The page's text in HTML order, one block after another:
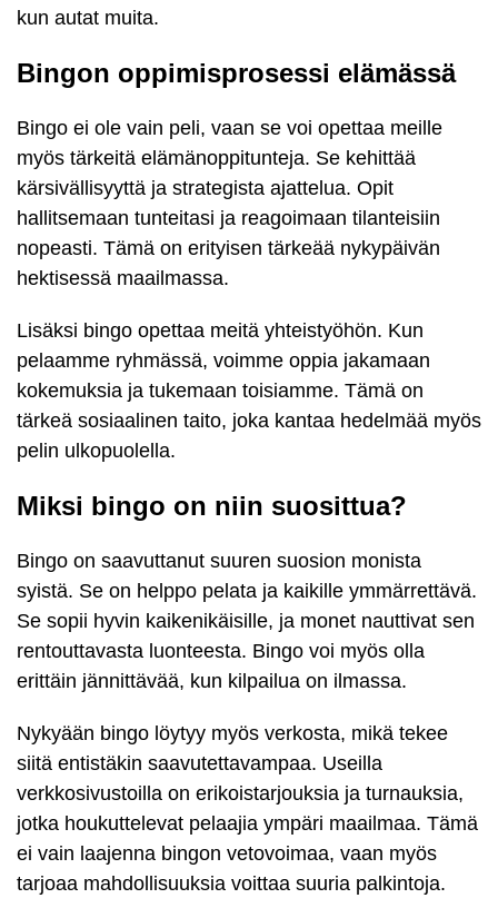
kun autat muita.
Bingon oppimisprosessi elämässä
Bingo ei ole vain peli, vaan se voi opettaa meille
myös tärkeitä elämänoppitunteja. Se kehittää
kärsivällisyyttä ja strategista ajattelua. Opit
hallitsemaan tunteitasi ja reagoimaan tilanteisiin
nopeasti. Tämä on erityisen tärkeää nykypäivän
hektisessä maailmassa.
Lisäksi bingo opettaa meitä yhteistyöhön. Kun
pelaamme ryhmässä, voimme oppia jakamaan
kokemuksia ja tukemaan toisiamme. Tämä on
tärkeä sosiaalinen taito, joka kantaa hedelmää myös
pelin ulkopuolella.
Miksi bingo on niin suosittua?
Bingo on saavuttanut suuren suosion monista
syistä. Se on helppo pelata ja kaikille ymmärrettävä.
Se sopii hyvin kaikenikäisille, ja monet nauttivat sen
rentouttavasta luonteesta. Bingo voi myös olla
erittäin jännittävää, kun kilpailua on ilmassa.
Nykyään bingo löytyy myös verkosta, mikä tekee
siitä entistäkin saavutettavampaa. Useilla
verkkosivustoilla on erikoistarjouksia ja turnauksia,
jotka houkuttelevat pelaajia ympäri maailmaa. Tämä
ei vain laajenna bingon vetovoimaa, vaan myös
tarjoaa mahdollisuuksia voittaa suuria palkintoja.